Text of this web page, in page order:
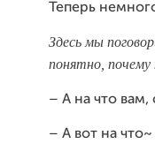
Теперь
Здесь мы
понятно,
– А на что вам,
– А вот на что~